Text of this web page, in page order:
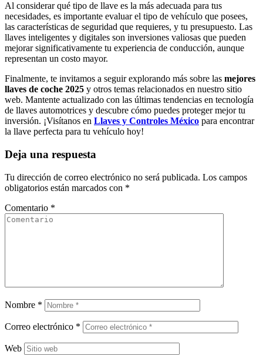
Al considerar qué tipo de llave es la más adecuada para tus
necesidades, es importante evaluar el tipo de vehículo que posees,
las características de seguridad que requieres, y tu presupuesto. Las
llaves inteligentes y digitales son inversiones valiosas que pueden
mejorar significativamente tu experiencia de conducción, aunque
representan un costo mayor.
Finalmente, te invitamos a seguir explorando más sobre las mejores
llaves de coche 2025 y otros temas relacionados en nuestro sitio
web. Mantente actualizado con las últimas tendencias en tecnología
de llaves automotrices y descubre cómo puedes proteger mejor tu
inversión. ¡Visítanos en Llaves y Controles México para encontrar
la llave perfecta para tu vehículo hoy!
Deja una respuesta
Tu dirección de correo electrónico no será publicada. Los campos
obligatorios están marcados con *
Comentario *
Nombre *
Correo electrónico *
Web